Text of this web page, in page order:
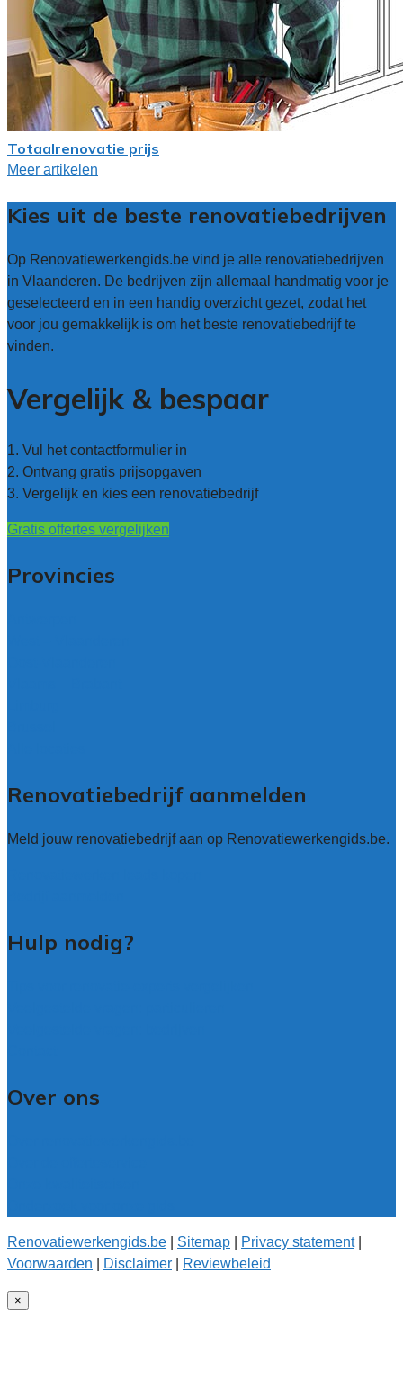
Totaalrenovatie prijs
Meer artikelen
Kies uit de beste renovatiebedrijven
Op Renovatiewerkengids.be vind je alle renovatiebedrijven
in Vlaanderen. De bedrijven zijn allemaal handmatig voor je
geselecteerd en in een handig overzicht gezet, zodat het
voor jou gemakkelijk is om het beste renovatiebedrijf te
vinden.
Vergelijk & bespaar
1. Vul het contactformulier in
2. Ontvang gratis prijsopgaven
3. Vergelijk en kies een renovatiebedrijf
Gratis offertes vergelijken
Provincies
Renovatiebedrijf aanmelden
Meld jouw renovatiebedrijf aan op Renovatiewerkengids.be.
Hulp nodig?
Over ons
Renovatiewerkengids.be Sitemap Privacy statement|
Voorwaarden
Disclaimer Reviewbeleid
×